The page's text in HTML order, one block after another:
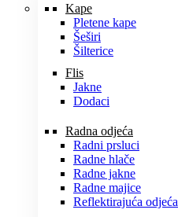
Kape
Pletene kape
Šeširi
Šilterice
Flis
Jakne
Dodaci
Radna odjeća
Radni prsluci
Radne hlače
Radne jakne
Radne majice
Reflektirajuća odjeća